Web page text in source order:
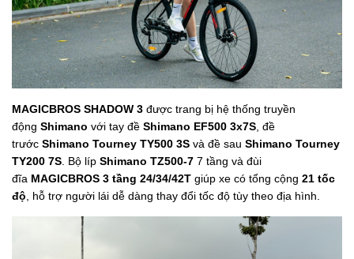
MAGICBROS SHADOW 3 được trang bị hệ thống truyền
động Shimano với tay đề Shimano EF500 3x7S, đề
trước Shimano Tourney TY500 3S và đề sau Shimano Tourney
TY200 7S. Bộ líp Shimano TZ500-7 7 tầng và đùi
đĩa MAGICBROS 3 tầng 24/34/42T giúp xe có tổng cộng 21 tốc
độ, hỗ trợ người lái dễ dàng thay đổi tốc độ tùy theo địa hình.